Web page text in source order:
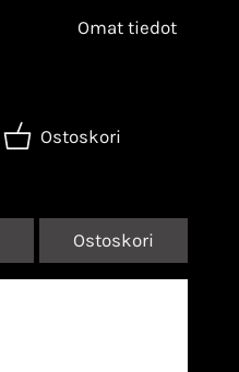
Omat tiedot
Ostoskori
Ostoskori